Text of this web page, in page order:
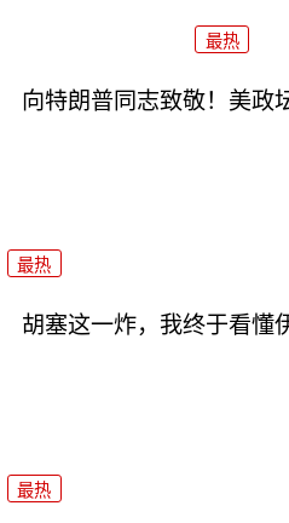
最热
向特朗普同志致敬！美政
最热
胡塞这一炸，我终于看懂
最热